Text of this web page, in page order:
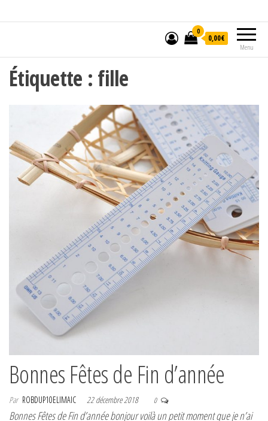
Menu
0
0,00€
Étiquette : fille
Bonnes Fêtes de Fin d’année
Par ROBDUP10ELIMAIC 22 décembre 2018 0
Bonnes Fêtes de Fin d’année bonjour voilà un petit moment que je n’ai